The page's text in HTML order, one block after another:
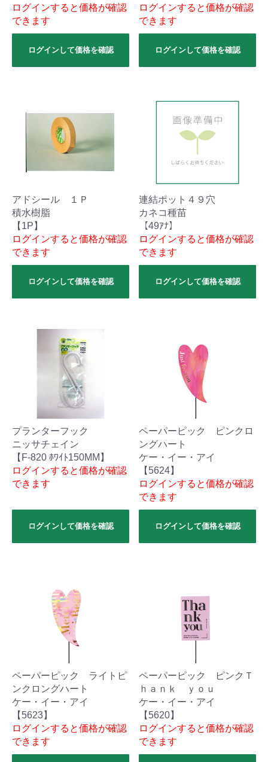
ログインすると価格が確認
できます
ログインして価格を確認
ログインすると価格が確認
できます
ログインして価格を確認
アドシール １Ｐ
積水樹脂
【1P】
ログインすると価格が確認
できます
ログインして価格を確認
連結ポット４９穴
カネコ種苗
【49ｱﾅ】
ログインすると価格が確認
できます
ログインして価格を確認
プランターフック
ニッサチェイン
【F-820 ﾎﾜｲﾄ150MM】
ログインすると価格が確認
できます
ログインして価格を確認
ペーパーピック ピンクロ
ングハート
ケー・イー・アイ
【5624】
ログインすると価格が確認
できます
ログインして価格を確認
ペーパーピック ライトピ
ンクロングハート
ケー・イー・アイ
【5623】
ログインすると価格が確認
できます
ペーパーピック ピンクＴ
ｈａｎｋ ｙｏｕ
ケー・イー・アイ
【5620】
ログインすると価格が確認
できます